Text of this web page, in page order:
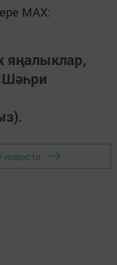
MАХ:
яңалыклар,
новости